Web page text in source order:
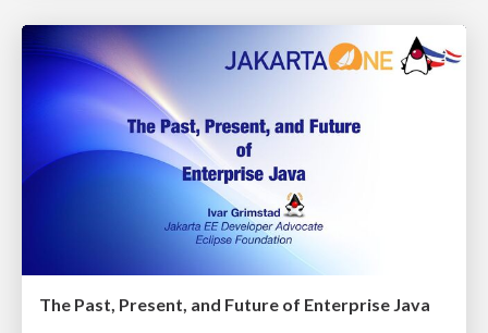
The Past, Present, and Future of Enterprise Java